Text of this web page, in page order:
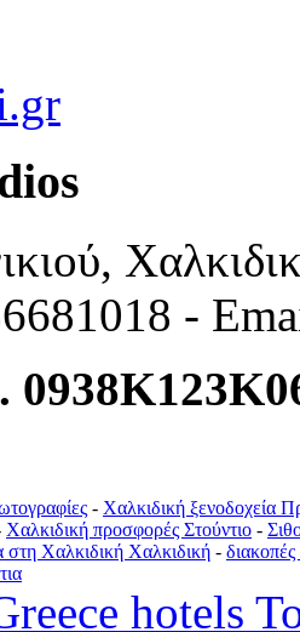
-
- Χαλκιδική ξενοδοχεία
Χαλκιδική προσφορές Στούντιο -
στη Χαλκιδική Χαλκιδική -
hotels